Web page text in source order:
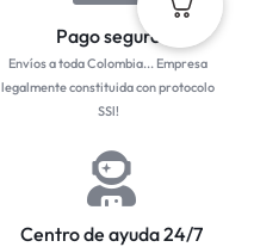
Pago seguro
Envíos a toda Colombia... Empresa
legalmente constituida con protocolo
SSl!
Centro de ayuda 24/7